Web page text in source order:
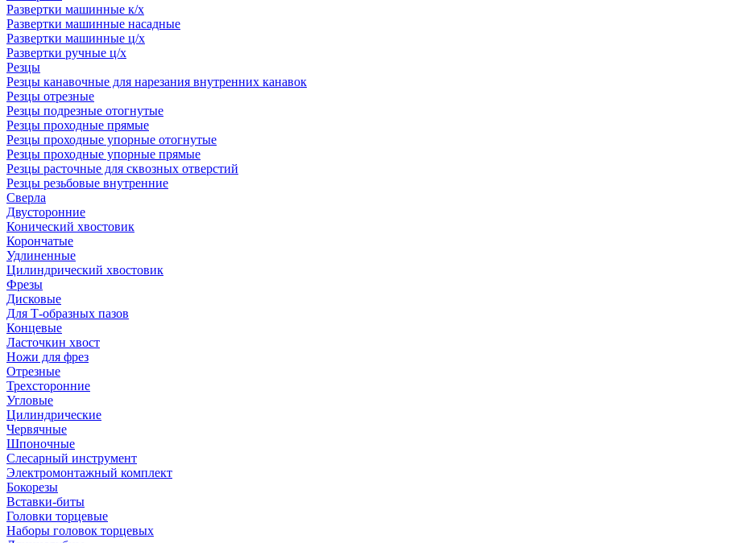
Развертки машинные к/х
Развертки машинные насадные
Развертки машинные ц/х
Развертки ручные ц/х
Резцы
Резцы канавочные для нарезания внутренних канавок
Резцы отрезные
Резцы подрезные отогнутые
Резцы проходные прямые
Резцы проходные упорные отогнутые
Резцы проходные упорные прямые
Резцы расточные для сквозных отверстий
Резцы резьбовые внутренние
Сверла
Двусторонние
Конический хвостовик
Корончатые
Удлиненные
Цилиндрический хвостовик
Фрезы
Дисковые
Для Т-образных пазов
Концевые
Ласточкин хвост
Ножи для фрез
Отрезные
Трехсторонние
Угловые
Цилиндрические
Червячные
Шпоночные
Слесарный инструмент
Электромонтажный комплект
Бокорезы
Вставки-биты
Головки торцевые
Наборы головок торцевых